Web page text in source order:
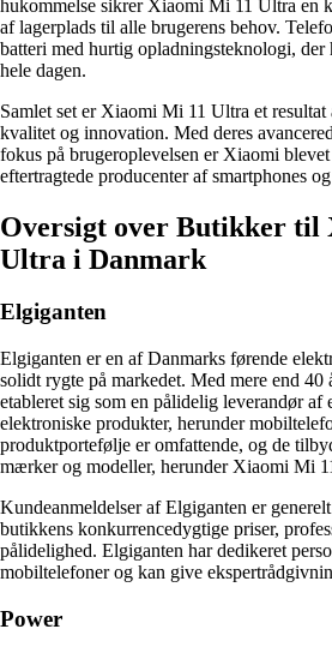
hukommelse sikrer Xiaomi Mi 11 Ultra en
af lagerplads til alle brugerens behov.
batteri med hurtig opladningsteknologi, der
hele dagen.
Samlet set er Xiaomi Mi 11 Ultra et
kvalitet og innovation. Med deres
fokus på brugeroplevelsen er Xiaomi
eftertragtede producenter af smartphones
Oversigt over Butikker til
Ultra i Danmark
Elgiganten
Elgiganten er en af Danmarks førende
solidt rygte på markedet. Med mere end 40
etableret sig som en pålidelig leverandør af
elektroniske produkter, herunder
produktportefølje er omfattende, og de
mærker og modeller, herunder Xiaomi Mi
Kundeanmeldelser af Elgiganten er
butikkens konkurrencedygtige priser,
pålidelighed. Elgiganten har dedikeret
mobiltelefoner og kan give
Power